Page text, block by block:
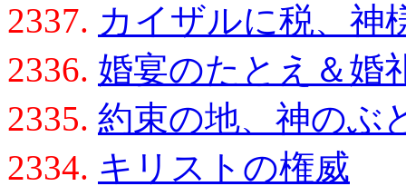
2337. カイザルに税、神
2336. 婚宴のたとえ＆婚
2335. 約束の地、神のぶ
2334. キリストの権威